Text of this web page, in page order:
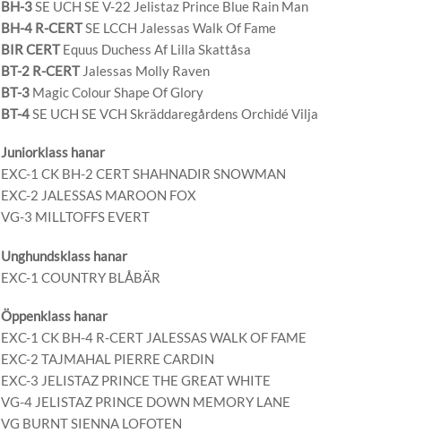
BH-3SE UCH SE V-22 Jelistaz Prince Blue Rain Man
BH-4 R-CERTSE LCCH Jalessas Walk Of Fame
BIR CERTEquus Duchess Af Lilla Skattåsa
BT-2 R-CERTJalessas Molly Raven
BT-3Magic Colour Shape Of Glory
BT-4SE UCH SE VCH Skräddaregårdens Orchidé Vilja
Juniorklass hanar
EXC-1 CK BH-2 CERT SHAHNADIR SNOWMAN
EXC-2 JALESSAS MAROON FOX
VG-3 MILLTOFFS EVERT
Unghundsklass hanar
EXC-1 COUNTRY BLÅBÄR
Öppenklass hanar
EXC-1 CK BH-4 R-CERT JALESSAS WALK OF FAME
EXC-2 TAJMAHAL PIERRE CARDIN
EXC-3 JELISTAZ PRINCE THE GREAT WHITE
VG-4 JELISTAZ PRINCE DOWN MEMORY LANE
VG BURNT SIENNA LOFOTEN